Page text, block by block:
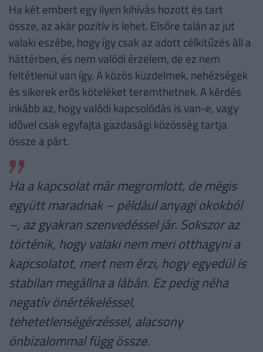
Ha két embert egy ilyen kihívás hozott és tart
össze, az akár pozitív is lehet. Elsőre talán az jut
valaki eszébe, hogy így csak az adott célkitűzés áll a
háttérben, és nem valódi érzelem, de ez nem
feltétlenül van így. A közös küzdelmek, nehézségek
és sikerek erős köteléket teremthetnek. A kérdés
inkább az, hogy valódi kapcsolódás is van-e, vagy
idővel csak egyfajta gazdasági közösség tartja
össze a párt.
Ha a kapcsolat már megromlott, de mégis
együtt maradnak – például anyagi okokból
–, az gyakran szenvedéssel jár. Sokszor az
történik, hogy valaki nem meri otthagyni a
kapcsolatot, mert nem érzi, hogy egyedül is
stabilan megállna a lábán. Ez pedig néha
negatív önértékeléssel,
tehetetlenségérzéssel, alacsony
önbizalommal függ össze.